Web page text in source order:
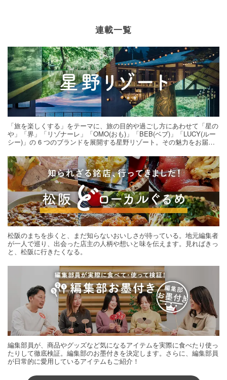
連載一覧
「旅を楽しくする」をテーマに、旅の目的や過ごし方にあわせて「星の
や」「界」「リゾナーレ」「OMO(おも)」「BEB(ベブ)」「LUCY(ルー
シー)」の 6 つのブランドを展開する星野リゾート。その魅力をお届け
松阪のまちを歩くと、まだ知らないおいしさが待っている。地元編集者
が一人で巡り、出会った店主の人柄や想いと味を伝えます。見ればきっ
と、松阪に行きたくなる。
編集部員が、商品やグッズなど気になるアイテムを実際に食べたり使っ
たりして徹底検証。編集部のお墨付きを決定します。さらに、編集部員
が日常的に愛用しているアイテムもご紹介！